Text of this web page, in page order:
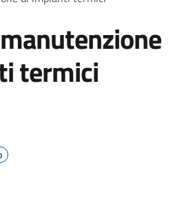
termici